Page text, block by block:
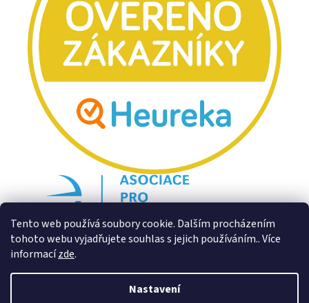
Tento web používá soubory cookie. Dalším procházením
tohoto webu vyjadřujete souhlas s jejich používáním.. Více
informacízde.
Nastavení